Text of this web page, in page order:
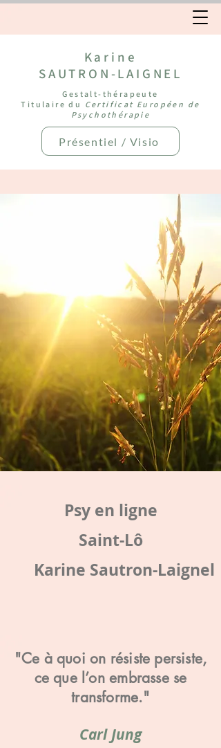
Karine
SAUTRON-LAIGNEL
Gestalt-thérapeute
Titulaire du Certificat Européen de
Psychothérapie
Présentiel / Visio
Psy en ligne
Saint-Lô
Karine Sautron-Laignel
"Ce à quoi on résiste persiste,
ce que l’on embrasse se
transforme."
Carl Jung